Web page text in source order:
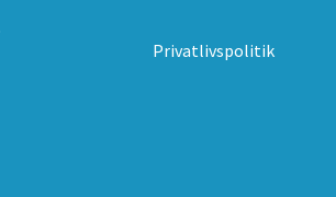
Privatlivspolitik